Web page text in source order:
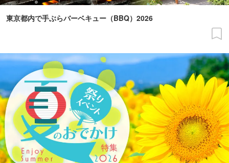
東京都内で手ぶらバーベキュー（BBQ）2026